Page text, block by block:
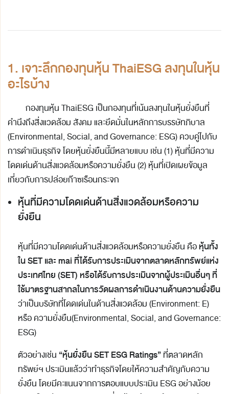
1. เจาะลึกกองทุนหุ้น ThaiESG ลงทุนในหุ้น
อะไรบ้าง
กองทุนหุ้น ThaiESG เป็นกองทุนที่เน้นลงทุนในหุ้นยั่งยืนที่
คำนึงถึงสิ่งแวดล้อม สังคม และยึดมั่นในหลักการบรรษัทภิบาล
(Environmental, Social, and Governance: ESG) ควบคู่ไปกับ
การดำเนินธุรกิจ โดยหุ้นยั่งยืนนี้มีหลายแบบ เช่น (1) หุ้นที่มีความ
โดดเด่นด้านสิ่งแวดล้อมหรือความยั่งยืน (2) หุ้นที่เปิดเผยข้อมูล
เกี่ยวกับการปล่อยก๊าซเรือนกระจก
หุ้นที่มีความโดดเด่นด้านสิ่งแวดล้อมหรือความ
ยั่งยืน
หุ้นที่มีความโดดเด่นด้านสิ่งแวดล้อมหรือความยั่งยืน คือหุ้นทั้ง
ในSETและmaiที่ได้รับการประเมินจากตลาดหลักทรัพย์แห่ง
ประเทศไทย (SET)หรือได้รับการประเมินจากผู้ประเมินอื่นๆ ที่
ใช้มาตรฐานสากลในการวัดผลการดำเนินงานด้านความยั่งยืน
ว่าเป็นบริษัทที่โดดเด่นในด้านสิ่งแวดล้อม (Environment: E)
หรือ ความยั่งยืน(Environmental, Social, and Governance:
ESG)
ตัวอย่างเช่น “หุ้นยั่งยืนSET ESG Ratings”ที่ตลาดหลัก
ทรัพย์ฯ ประเมินแล้วว่าทำธุรกิจโดยให้ความสำคัญกับความ
ยั่งยืน โดยมีคะแนนจากการตอบแบบประเมิน ESG อย่างน้อย